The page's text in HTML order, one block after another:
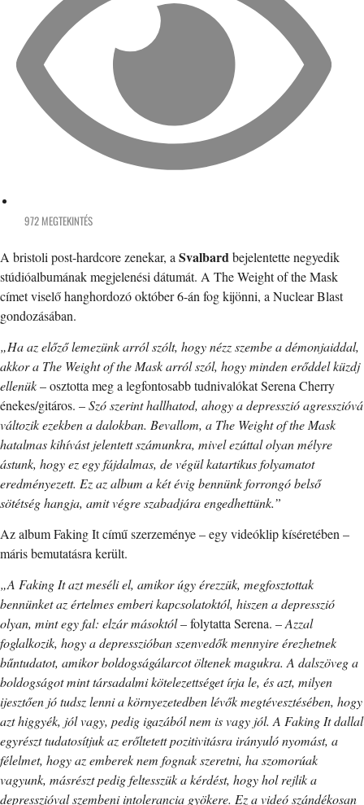
972 MEGTEKINTÉS
A bristoli post-hardcore zenekar, a Svalbardbejelentette negyedik
stúdióalbumának megjelenési dátumát. A The Weight of the Mask
címet viselő hanghordozó október 6-án fog kijönni, a Nuclear Blast
gondozásában.
„Ha az előző lemezünk arról szólt, hogy nézz szembe a démonjaiddal,
akkor a The Weight of the Mask arról szól, hogy minden erőddel küzdj
ellenük– osztotta meg a legfontosabb tudnivalókat Serena Cherry
énekes/gitáros. –Szó szerint hallhatod, ahogy a depresszió agresszióvá
változik ezekben a dalokban. Bevallom, a The Weight of the Mask
hatalmas kihívást jelentett számunkra, mivel ezúttal olyan mélyre
ástunk, hogy ez egy fájdalmas, de végül katartikus folyamatot
eredményezett. Ez az album a két évig bennünk forrongó belső
sötétség hangja, amit végre szabadjára engedhettünk.”
Az album Faking It című szerzeménye – egy videóklip kíséretében –
máris bemutatásra került.
„A Faking It azt meséli el, amikor úgy érezzük, megfosztottak
bennünket az értelmes emberi kapcsolatoktól, hiszen a depresszió
olyan, mint egy fal: elzár másoktól– folytatta Serena. –Azzal
foglalkozik, hogy a depresszióban szenvedők mennyire érezhetnek
bűntudatot, amikor boldogságálarcot öltenek magukra. A dalszöveg a
boldogságot mint társadalmi kötelezettséget írja le, és azt, milyen
ijesztően jó tudsz lenni a környezetedben lévők megtévesztésében, hogy
azt higgyék, jól vagy, pedig igazából nem is vagy jól. A Faking It dallal
egyrészt tudatosítjuk az erőltetett pozitivitásra irányuló nyomást, a
félelmet, hogy az emberek nem fognak szeretni, ha szomorúak
vagyunk, másrészt pedig feltesszük a kérdést, hogy hol rejlik a
depresszióval szembeni intolerancia gyökere. Ez a videó szándékosan